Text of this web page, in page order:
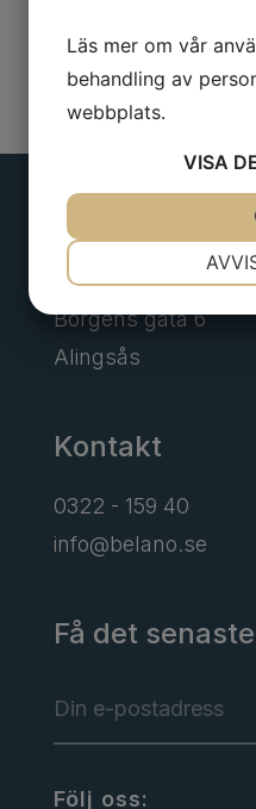
Adress
Borgens gata 6
Alingsås
Kontakt
0322 - 159 40
info@belano.se
Få det
Följ oss:
Läs mer om vår
behandling av
webbplats.
VISA
MARKNADSFÖRING